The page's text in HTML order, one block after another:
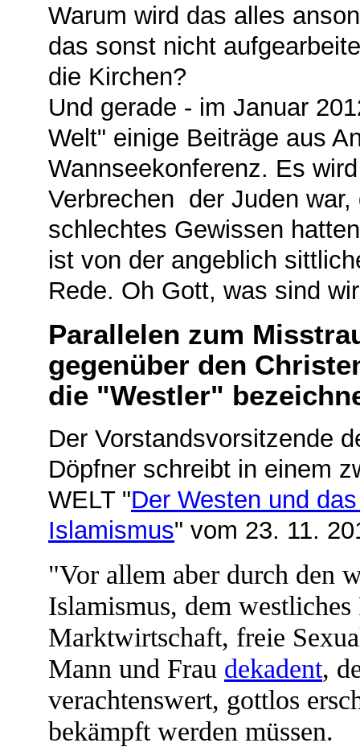
Warum wird das alles
das sonst nicht
die Kirchen?
Und gerade - im Januar
Welt" einige Beiträge aus
Wannseekonferenz. Es
Verbrechen der Juden
schlechtes Gewissen
ist von der angeblich
Rede. Oh Gott, was sind
Parallelen zum
gegenüber den
die "Westler"
Der Vorstandsvorsitzende
Döpfner schreibt in einem
WELT "Der Westen und
Islamismus" vom 23. 11.
"Vor allem aber durch den
Islamismus, dem
Marktwirtschaft, freie
Mann und Frau dekadent,
verachtenswert, gottlos
bekämpft werden müssen.